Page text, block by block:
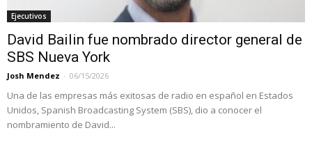
Ejecutivos
David Bailin fue nombrado director general de
SBS Nueva York
Josh Mendez - 06/15/2026
Una de las empresas más exitosas de radio en español en Estados
Unidos, Spanish Broadcasting System (SBS), dio a conocer el
nombramiento de David...